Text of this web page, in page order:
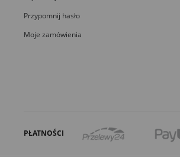
Przypomnij hasło
Moje zamówienia
PŁATNOŚCI